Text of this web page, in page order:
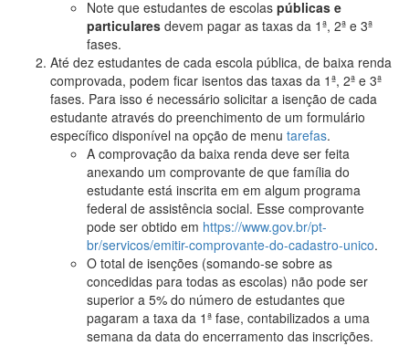
Note que estudantes de escolas públicas e
particulares devem pagar as taxas da 1ª, 2ª e 3ª
fases.
Até dez estudantes de cada escola pública, de baixa renda
comprovada, podem ficar isentos das taxas da 1ª, 2ª e 3ª
fases. Para isso é necessário solicitar a isenção de cada
estudante através do preenchimento de um formulário
específico disponível na opção de menu tarefas.
A comprovação da baixa renda deve ser feita
anexando um comprovante de que família do
estudante está inscrita em em algum programa
federal de assistência social. Esse comprovante
pode ser obtido em https://www.gov.br/pt-
br/servicos/emitir-comprovante-do-cadastro-unico.
O total de isenções (somando-se sobre as
concedidas para todas as escolas) não pode ser
superior a 5% do número de estudantes que
pagaram a taxa da 1ª fase, contabilizados a uma
semana da data do encerramento das inscrições.